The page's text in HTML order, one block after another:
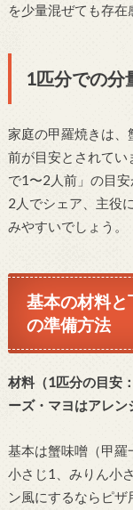
を少量混ぜても存在
1匹分での分
家庭の甲羅焼きは、
前が目安とされて
で1〜2人前」の目
2人でシェア、主役
みやすいでしょう。
基本の材料
の準備方法
材料（1匹分の目安
ーズ・マヨはアレン
基本は蟹味噌（甲羅
小さじ1、みりん小
ン風にするならピ